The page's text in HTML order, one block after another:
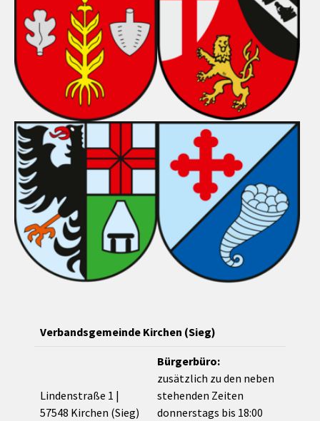
Verbandsgemeinde Kirchen (Sieg)
Lindenstraße 1 |
57548 Kirchen (Sieg)
Bürgerbüro:
zusätzlich zu den neben
stehenden Zeiten
donnerstags bis 18:00